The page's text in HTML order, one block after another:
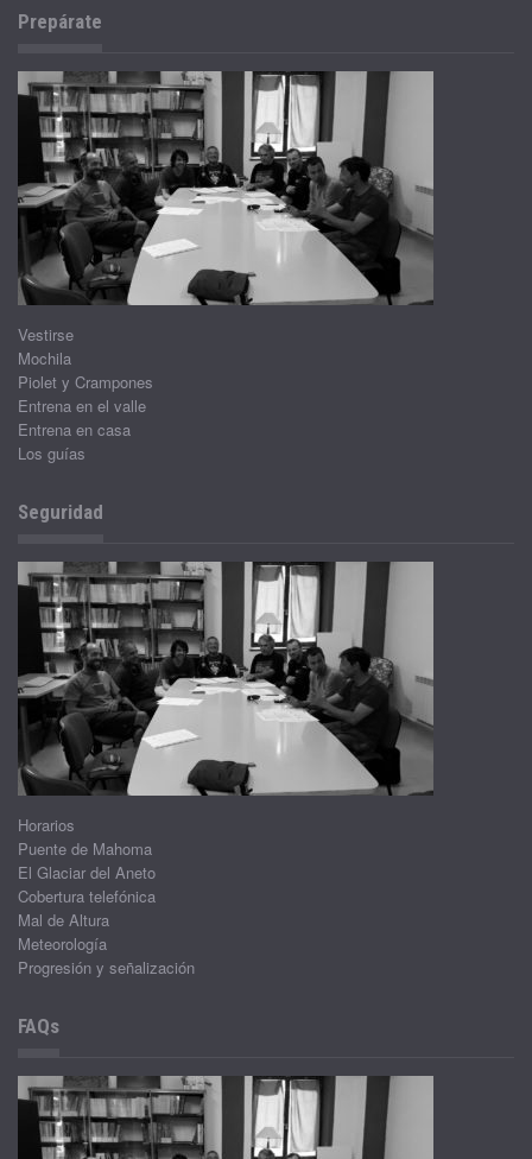
Prepárate
Vestirse
Mochila
Piolet y Crampones
Entrena en el valle
Entrena en casa
Los guías
Seguridad
Horarios
Puente de Mahoma
El Glaciar del Aneto
Cobertura telefónica
Mal de Altura
Meteorología
Progresión y señalización
FAQs